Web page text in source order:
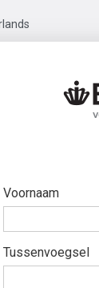
Voornaam
Tussenvoegsel